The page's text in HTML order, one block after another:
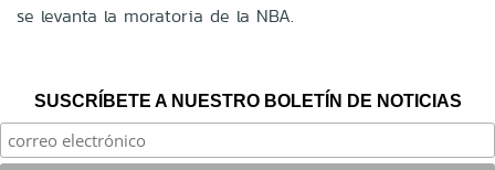
se levanta la moratoria de la NBA.
SUSCRÍBETE A NUESTRO BOLETÍN DE NOTICIAS